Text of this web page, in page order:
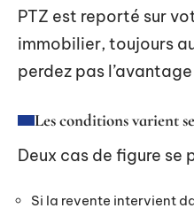
PTZ est reporté sur
immobilier, toujours
perdez pas
Les conditions varient
Deux cas de figure se
Si la revente intervient